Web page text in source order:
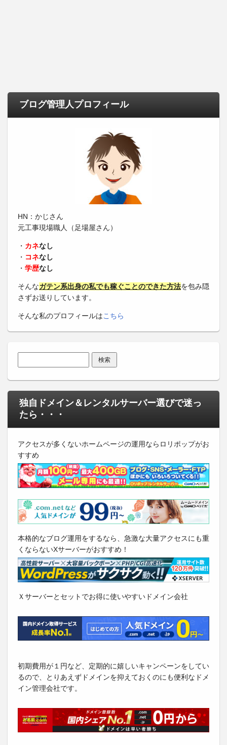
ブログ管理人プロフィール
HN：かじさん
元工事現場職人（足場屋さん）
・ カネなし
・ コネなし
・ 学歴なし
そんなガテン系出身の私でも稼ぐことのできた方法を包み隠
さずお送りしています。
そんな私のプロフィールはこちら
独自ドメイン＆レンタルサーバー選びで迷っ
たら・・・
アクセスが多くないホームページの運用ならロリポップがお
すすめ
本格的なブログ運用をするなら、急激な大量アクセスにも重
くならないXサーバーがおすすめ！
Ｘサーバーとセットでお得に使いやすいドメイン会社
初期費用が１円など、定期的に嬉しいキャンペーンをしてい
るので、とりあえずドメインを抑えておくのにも便利なドメ
イン管理会社です。